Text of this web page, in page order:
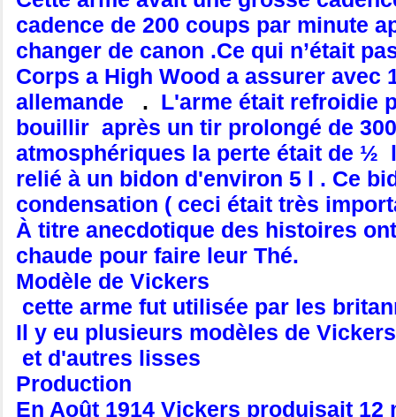
cadence de 200 coups par minute
changer de canon .Ce qui n’était
Corps a High Wood a assurer avec
allemande . L'arme était refroidie
bouillir après un tir prolongé de
atmosphériques la perte était de ½
relié à un bidon d'environ 5 l . Ce
condensation ( ceci était très
À titre anecdotique des histoires
chaude pour faire leur Thé.
Modèle de Vickers
cette arme fut utilisée par les
Il y eu plusieurs modèles de
et d'autres lisses
Production
En Août 1914 Vickers produisait